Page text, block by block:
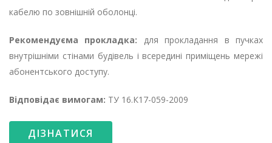
кабелю по зовнішній оболонці.
Рекомендуєма прокладка: для прокладання в пучках
внутрішніми стінами будівель і всередині приміщень мережі
абонентського доступу.
Відповідає вимогам: ТУ 16.К17-059-2009
ДІЗНАТИСЯ